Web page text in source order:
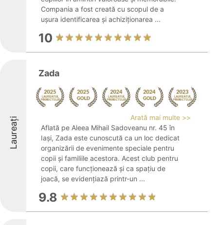
Compania a fost creată cu scopul de a
ușura identificarea și achiziționarea ...
10
Laureați
Zada
Arată mai multe >>
Aflată pe Aleea Mihail Sadoveanu nr. 45 în
Iași, Zada este cunoscută ca un loc dedicat
organizării de evenimente speciale pentru
copii și familiile acestora. Acest club pentru
copii, care funcționează și ca spațiu de
joacă, se evidențiază printr-un ...
9.8